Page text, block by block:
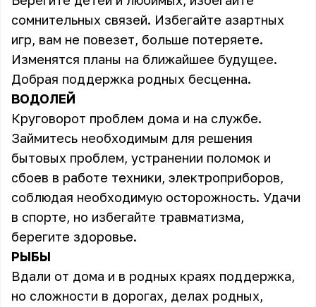
сомнительных связей. Избегайте азартных
игр, вам не повезет, больше потеряете.
Изменятся планы на ближайшее будущее.
Добрая поддержка родных бесценна.
ВОДОЛЕЙ
Круговорот проблем дома и на службе.
Займитесь необходимым для решения
бытовых проблем, устранении поломок и
сбоев в работе техники, электроприборов,
соблюдая необходимую осторожность. Удачи
в спорте, но избегайте травматизма,
берегите здоровье.
РЫБЫ
Вдали от дома и в родных краях поддержка,
но сложности в дорогах, делах родных,